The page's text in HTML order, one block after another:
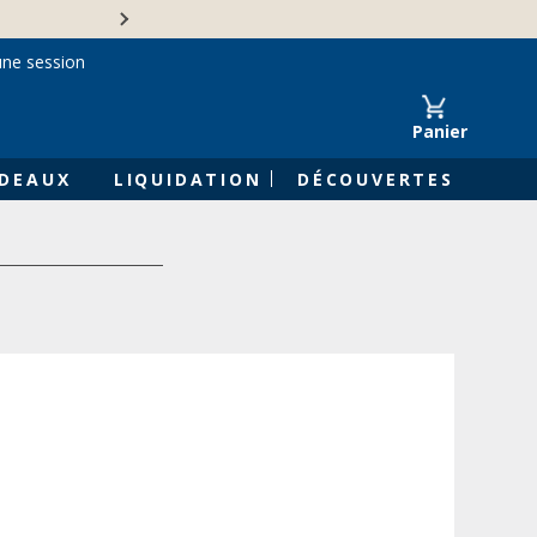
Panier
LIQUIDATION DÉCOUVERTES
session